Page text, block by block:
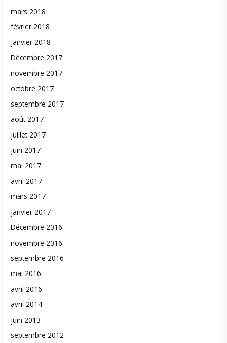
mars 2018
février 2018
janvier 2018
Décembre 2017
novembre 2017
octobre 2017
septembre 2017
août 2017
juillet 2017
juin 2017
mai 2017
avril 2017
mars 2017
janvier 2017
Décembre 2016
novembre 2016
septembre 2016
mai 2016
avril 2016
avril 2014
juin 2013
septembre 2012